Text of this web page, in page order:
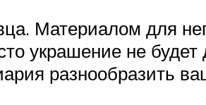
Материалом для
украшение не
разнообразить